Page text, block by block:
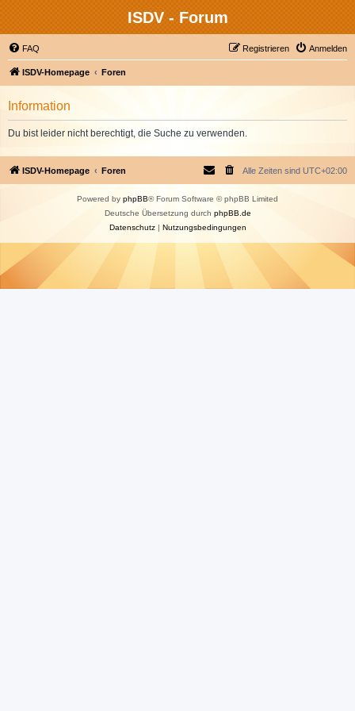
ISDV - Forum
FAQ Anmelden
Registrieren
ISDV-Homepage Foren
Information
Du bist leider nicht berechtigt, die Suche zu verwenden.
ISDV-Homepage Foren Alle Zeiten sind UTC+02:00
Powered by phpBB® Forum Software © phpBB Limited
Deutsche Übersetzung durch phpBB.de
Datenschutz| Nutzungsbedingungen